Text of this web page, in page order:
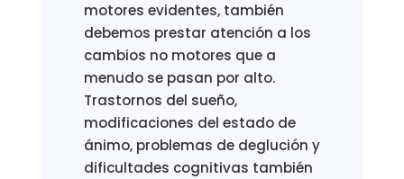
motores evidentes, también
debemos prestar atención a los
cambios no motores que a
menudo se pasan por alto.
Trastornos del sueño,
modificaciones del estado de
ánimo, problemas de deglución y
dificultades cognitivas también